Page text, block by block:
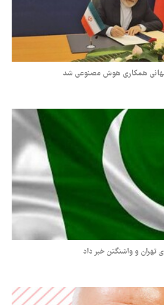
همکاری هوش مصنوعی شد
تهران و واشنگتن خبر داد